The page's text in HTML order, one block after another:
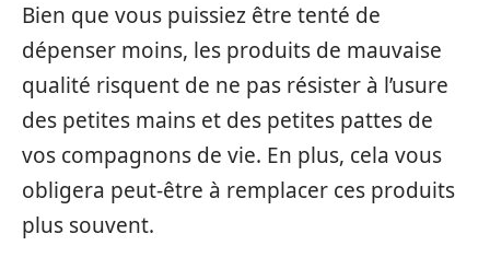
Bien que vous puissiez être tenté de
dépenser moins, les produits de mauvaise
qualité risquent de ne pas résister à l’usure
des petites mains et des petites pattes de
vos compagnons de vie. En plus, cela vous
obligera peut-être à remplacer ces produits
plus souvent.